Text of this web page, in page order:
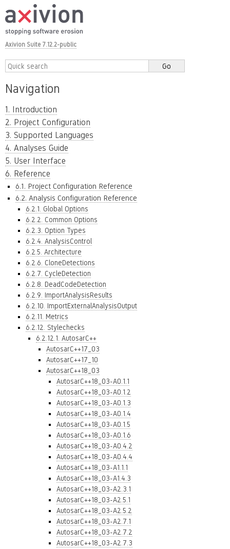
Axivion Suite 7.12.2-public
Navigation
1. Introduction
2. Project Configuration
3. Supported Languages
4. Analyses Guide
5. User Interface
6. Reference
6.1. Project Configuration Reference
6.2. Analysis Configuration Reference
6.2.1. Global Options
6.2.2. Common Options
6.2.3. Option Types
6.2.4. AnalysisControl
6.2.5. Architecture
6.2.6. CloneDetections
6.2.7. CycleDetection
6.2.8. DeadCodeDetection
6.2.9. ImportAnalysisResults
6.2.10. ImportExternalAnalysisOutput
6.2.11. Metrics
6.2.12. Stylechecks
6.2.12.1. AutosarC++
AutosarC++17_03
AutosarC++17_10
AutosarC++18_03
AutosarC++18_03-A0.1.1
AutosarC++18_03-A0.1.2
AutosarC++18_03-A0.1.3
AutosarC++18_03-A0.1.4
AutosarC++18_03-A0.1.5
AutosarC++18_03-A0.1.6
AutosarC++18_03-A0.4.2
AutosarC++18_03-A0.4.4
AutosarC++18_03-A1.1.1
AutosarC++18_03-A1.4.3
AutosarC++18_03-A2.3.1
AutosarC++18_03-A2.5.1
AutosarC++18_03-A2.5.2
AutosarC++18_03-A2.7.1
AutosarC++18_03-A2.7.2
AutosarC++18_03-A2.7.3